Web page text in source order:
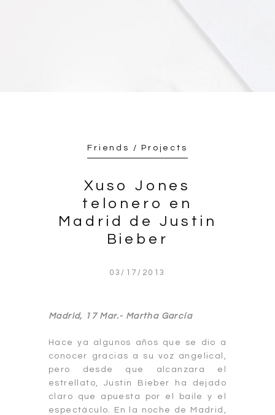
Friends / Projects
Xuso Jones
telonero en
Madrid de Justin
Bieber
03/17/2013
Madrid, 17 Mar.- Martha García
Hace ya algunos años que se dio a
conocer gracias a su voz angelical,
pero desde que alcanzara el
estrellato, Justin Bieber ha dejado
claro que apuesta por el baile y el
espectáculo. En la noche de Madrid,